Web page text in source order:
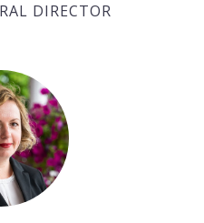
DIRECTOR